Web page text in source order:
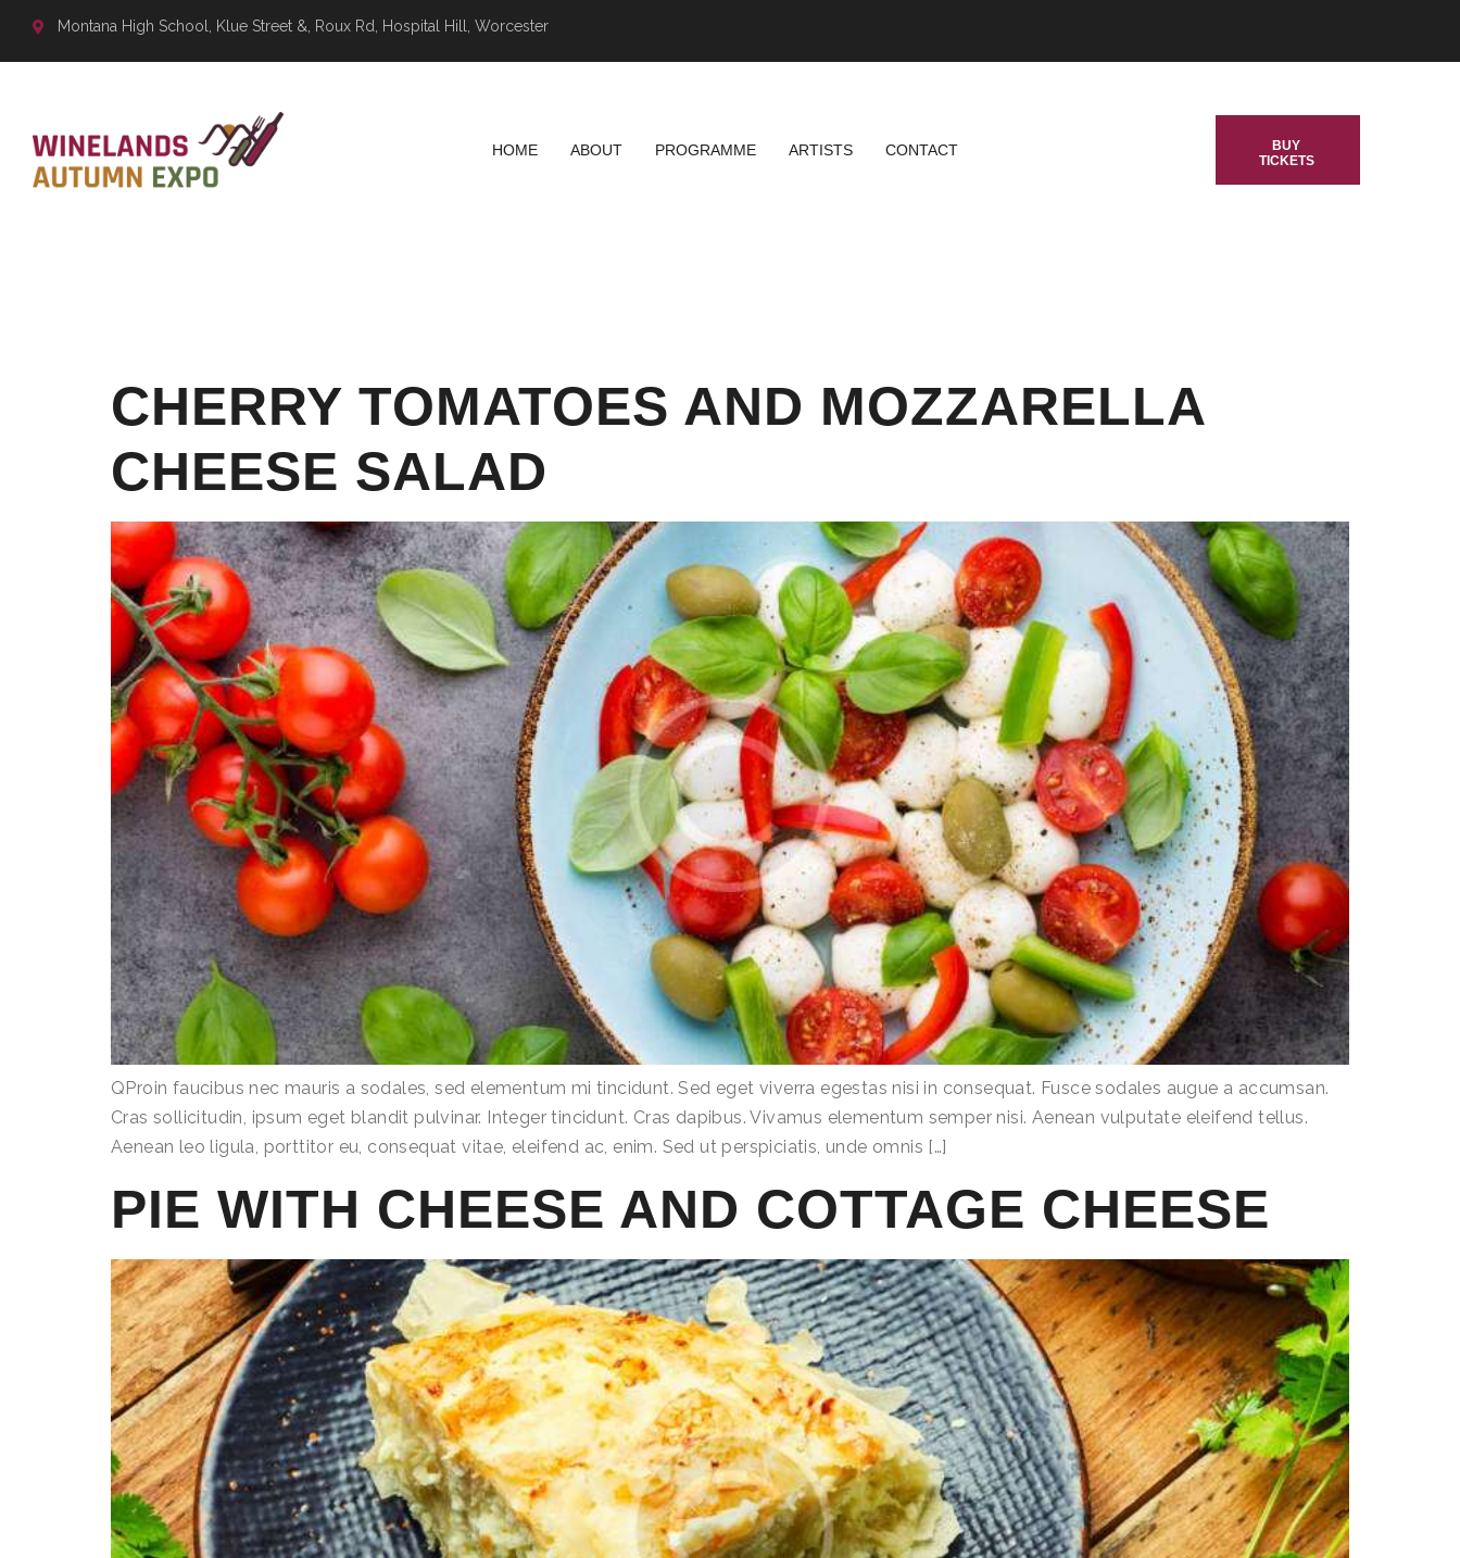
Montana High School, Klue Street &, Roux Rd, Hospital Hill, Worcester
HOME ABOUT PROGRAMME ARTISTS CONTACT
BUY
TICKETS
CHERRY TOMATOES AND MOZZARELLA
CHEESE SALAD
QProin faucibus nec mauris a sodales, sed elementum mi tincidunt. Sed eget viverra egestas nisi in consequat. Fusce sodales augue a accumsan.
Cras sollicitudin, ipsum eget blandit pulvinar. Integer tincidunt. Cras dapibus. Vivamus elementum semper nisi. Aenean vulputate eleifend tellus.
Aenean leo ligula, porttitor eu, consequat vitae, eleifend ac, enim. Sed ut perspiciatis, unde omnis […]
PIE WITH CHEESE AND COTTAGE CHEESE